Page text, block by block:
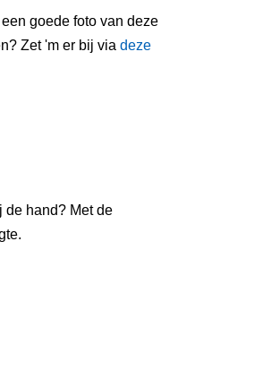
goede foto van deze
Zet 'm er bij via deze
de hand? Met de